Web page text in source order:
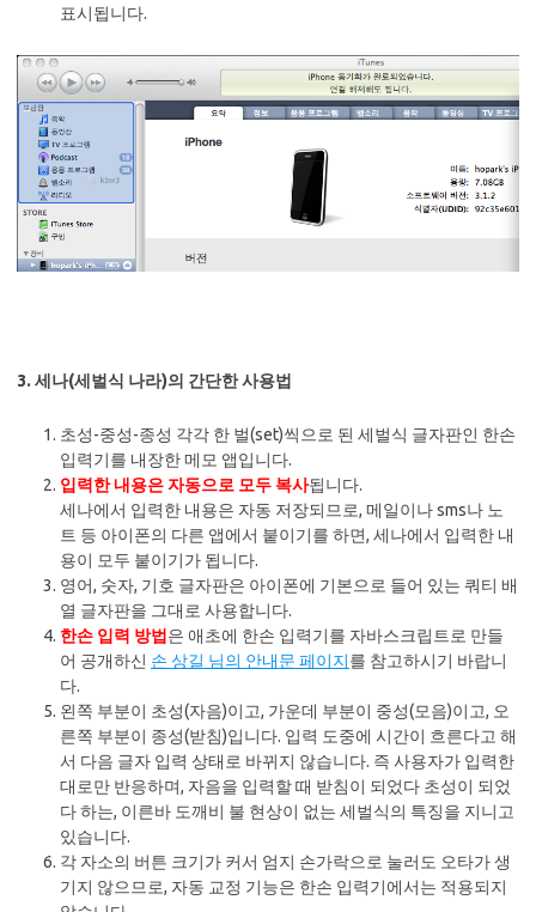
표시됩니다.
3. 세나(세벌식 나라)의 간단한 사용법
초성-중성-종성 각각 한 벌(set)씩으로 된 세벌식 글자판인 한손
입력기를 내장한 메모 앱입니다.
입력한 내용은 자동으로 모두 복사됩니다.
세나에서 입력한 내용은 자동 저장되므로, 메일이나 sms나 노
트 등 아이폰의 다른 앱에서 붙이기를 하면, 세나에서 입력한 내
용이 모두 붙이기가 됩니다.
영어, 숫자, 기호 글자판은 아이폰에 기본으로 들어 있는 쿼티 배
열 글자판을 그대로 사용합니다.
한손 입력 방법 은 애초에 한손 입력기를 자바스크립트로 만들
어 공개하신 손 상길 님의 안내문 페이지를 참고하시기 바랍니
다.
왼쪽 부분이 초성(자음)이고, 가운데 부분이 중성(모음)이고, 오
른쪽 부분이 종성(받침)입니다. 입력 도중에 시간이 흐른다고 해
서 다음 글자 입력 상태로 바뀌지 않습니다. 즉 사용자가 입력한
대로만 반응하며, 자음을 입력할 때 받침이 되었다 초성이 되었
다 하는, 이른바 도깨비 불 현상이 없는 세벌식의 특징을 지니고
있습니다.
각 자소의 버튼 크기가 커서 엄지 손가락으로 눌러도 오타가 생
기지 않으므로, 자동 교정 기능은 한손 입력기에서는 적용되지